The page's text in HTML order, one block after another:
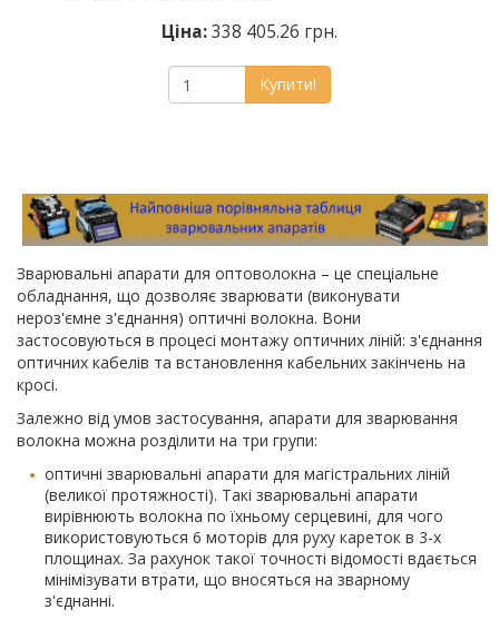
Ціна:338 405.26 грн.
Купити!
Зварювальні апарати для оптоволокна – це спеціальне
обладнання, що дозволяє зварювати (виконувати
нероз'ємне з'єднання) оптичні волокна. Вони
застосовуються в процесі монтажу оптичних ліній: з'єднання
оптичних кабелів та встановлення кабельних закінчень на
кросі.
Залежно від умов застосування, апарати для зварювання
волокна можна розділити на три групи:
оптичні зварювальні апарати для магістральних ліній
(великої протяжності). Такі зварювальні апарати
вирівнюють волокна по їхньому серцевині, для чого
використовуються 6 моторів для руху кареток в 3-х
площинах. За рахунок такої точності відомості вдається
мінімізувати втрати, що вносяться на зварному
з'єднанні.